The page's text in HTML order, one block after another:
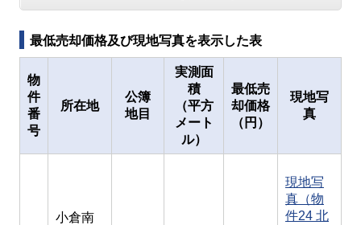
最低売却価格及び現地写真を表示した表
物
件
番
号
所在地
公簿
地目
実測面
積
（平方
メート
ル）
最低売
却価格
（円）
現地写
真
小倉南
現地写
真（物
件24 北